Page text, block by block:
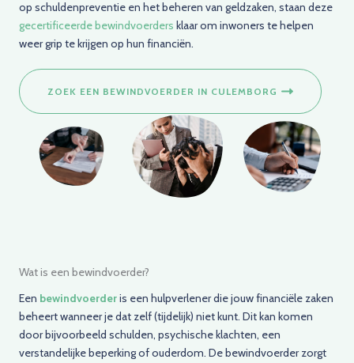
op schuldenpreventie en het beheren van geldzaken, staan deze
gecertificeerde bewindvoerders klaar om inwoners te helpen
weer grip te krijgen op hun financiën.
ZOEK EEN BEWINDVOERDER IN CULEMBORG
Wat is een bewindvoerder?
Een bewindvoerderis een hulpverlener die jouw financiële zaken
beheert wanneer je dat zelf (tijdelijk) niet kunt. Dit kan komen
door bijvoorbeeld schulden, psychische klachten, een
verstandelijke beperking of ouderdom. De bewindvoerder zorgt